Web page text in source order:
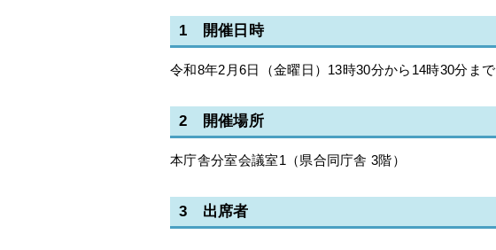
1 開催日時
令和8年2月6日（金曜日）13時30分から14時30分まで
2 開催場所
本庁舎分室会議室1（県合同庁舎 3階）
3 出席者